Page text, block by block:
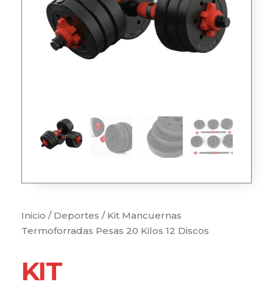
Inicio / Deportes / Kit Mancuernas
Termoforradas Pesas 20 Kilos 12 Discos
KIT